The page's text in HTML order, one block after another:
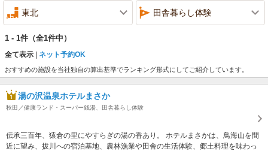
東北 田舎暮らし体験
1 - 1件 （全1件中）
全て表示 ネット予約OK
おすすめの施設を当社独自の算出基準でランキング形式にしてご紹介しています。
湯の沢温泉ホテルまさか
秋田／健康ランド・スーパー銭湯、田舎暮らし体験
伝承三百年、猿倉の里にやすらぎの湯の香あり。 ホテルまさかは、鳥海山を間
近に望み、拔川への宿泊基地、農林漁業や田舎の生活体験、郷土料理を味わっ